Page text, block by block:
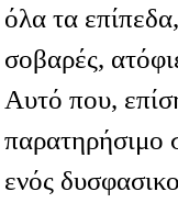
όλα τα
σοβαρές,
Αυτό που,
παρατηρήσιμο
ενός